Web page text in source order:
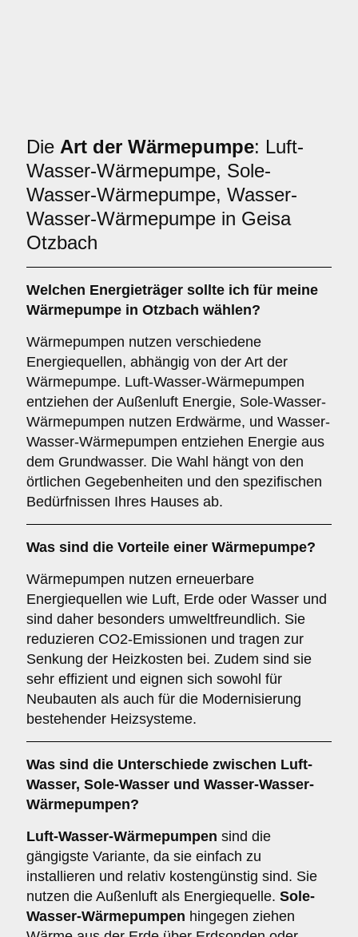
Die Art der Wärmepumpe: Luft-
Wasser-Wärmepumpe, Sole-
Wasser-Wärmepumpe, Wasser-
Wasser-Wärmepumpe in Geisa
Otzbach
Welchen Energieträger sollte ich für meine
Wärmepumpe in Otzbach wählen?
Wärmepumpen nutzen verschiedene
Energiequellen, abhängig von der Art der
Wärmepumpe. Luft-Wasser-Wärmepumpen
entziehen der Außenluft Energie, Sole-Wasser-
Wärmepumpen nutzen Erdwärme, und Wasser-
Wasser-Wärmepumpen entziehen Energie aus
dem Grundwasser. Die Wahl hängt von den
örtlichen Gegebenheiten und den spezifischen
Bedürfnissen Ihres Hauses ab.
Was sind die Vorteile einer Wärmepumpe?
Wärmepumpen nutzen erneuerbare
Energiequellen wie Luft, Erde oder Wasser und
sind daher besonders umweltfreundlich. Sie
reduzieren CO2-Emissionen und tragen zur
Senkung der Heizkosten bei. Zudem sind sie
sehr effizient und eignen sich sowohl für
Neubauten als auch für die Modernisierung
bestehender Heizsysteme.
Was sind die Unterschiede zwischen Luft-
Wasser, Sole-Wasser und Wasser-Wasser-
Wärmepumpen?
Luft-Wasser-Wärmepumpen sind die
gängigste Variante, da sie einfach zu
installieren und relativ kostengünstig sind. Sie
nutzen die Außenluft als Energiequelle. Sole-
Wasser-Wärmepumpen hingegen ziehen